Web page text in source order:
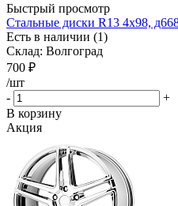
Быстрый просмотр
Стальные диски R13 4x98,
Есть в наличии (1)
Склад: Волгоград
700 ₽
/шт
-
+
В корзину
Акция